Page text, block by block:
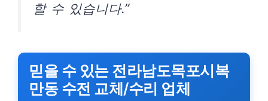
할 수 있습니다.”
믿을 수 있는 전라남도목포시복
만동 수전 교체/수리 업체